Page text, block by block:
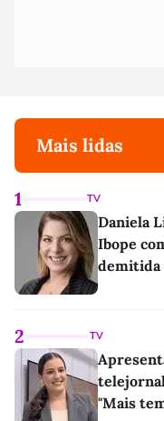
Mais lidas
1 TV
Daniela
Ibope
demitida
2 TV
"Mais